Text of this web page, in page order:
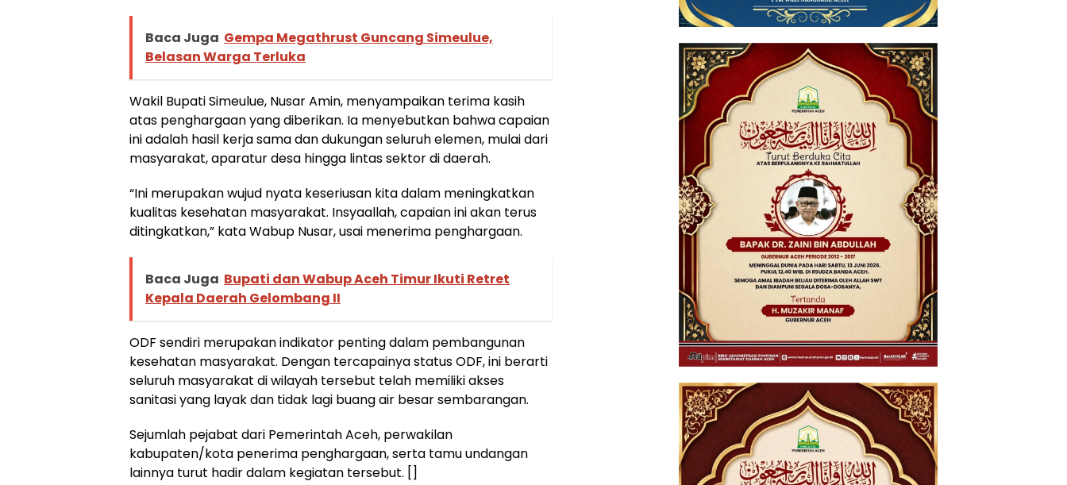
Baca Juga Gempa Megathrust Guncang Simeulue,
Belasan Warga Terluka
Wakil Bupati Simeulue, Nusar Amin, menyampaikan terima kasih
atas penghargaan yang diberikan. Ia menyebutkan bahwa capaian
ini adalah hasil kerja sama dan dukungan seluruh elemen, mulai dari
masyarakat, aparatur desa hingga lintas sektor di daerah.
“Ini merupakan wujud nyata keseriusan kita dalam meningkatkan
kualitas kesehatan masyarakat. Insyaallah, capaian ini akan terus
ditingkatkan,” kata Wabup Nusar, usai menerima penghargaan.
Baca Juga Bupati dan Wabup Aceh Timur Ikuti Retret
Kepala Daerah Gelombang II
ODF sendiri merupakan indikator penting dalam pembangunan
kesehatan masyarakat. Dengan tercapainya status ODF, ini berarti
seluruh masyarakat di wilayah tersebut telah memiliki akses
sanitasi yang layak dan tidak lagi buang air besar sembarangan.
Sejumlah pejabat dari Pemerintah Aceh, perwakilan
kabupaten/kota penerima penghargaan, serta tamu undangan
lainnya turut hadir dalam kegiatan tersebut. []